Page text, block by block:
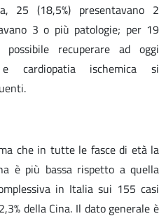
25 (18,5%) presentavano 2
3 o più patologie; per 19
recuperare ad oggi
e cardiopatia ischemica si
che in tutte le fasce di età la
è più bassa rispetto a quella
in Italia sui 155 casi
della Cina. Il dato generale è